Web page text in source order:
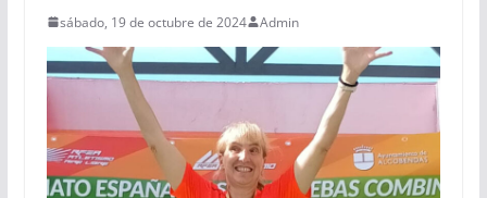
sábado, 19 de octubre de 2024 Admin